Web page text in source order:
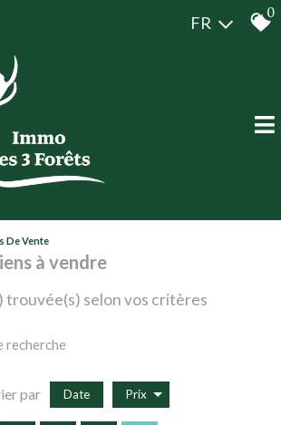
FR 0
De Vente
à vendre
trouvée(s) selon vos critères
par Date Prix